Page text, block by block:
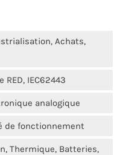
Achats,
IEC62443
analogique
de fonctionnement
Thermique, Batteries,